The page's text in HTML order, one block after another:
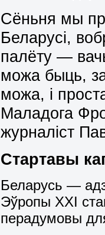
Сёньня мы
Беларусі,
палёту —
можа быць,
можа, і
Маладога
журналіст
Стартавы
Беларусь —
Эўропы XXI
перадумовы